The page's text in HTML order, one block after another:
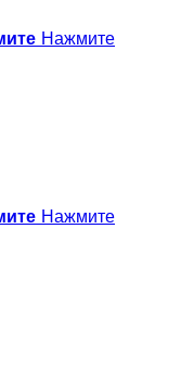
Нажмите
Нажмите